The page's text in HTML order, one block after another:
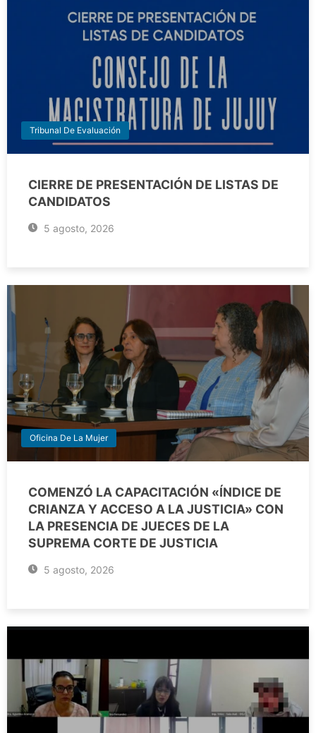
Tribunal De Evaluación
CIERRE DE PRESENTACIÓN DE LISTAS DE
CANDIDATOS
5 agosto, 2026
Oficina De La Mujer
COMENZÓ LA CAPACITACIÓN «ÍNDICE DE
CRIANZA Y ACCESO A LA JUSTICIA» CON
LA PRESENCIA DE JUECES DE LA
SUPREMA CORTE DE JUSTICIA
5 agosto, 2026